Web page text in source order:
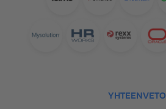
YHTEENVETO